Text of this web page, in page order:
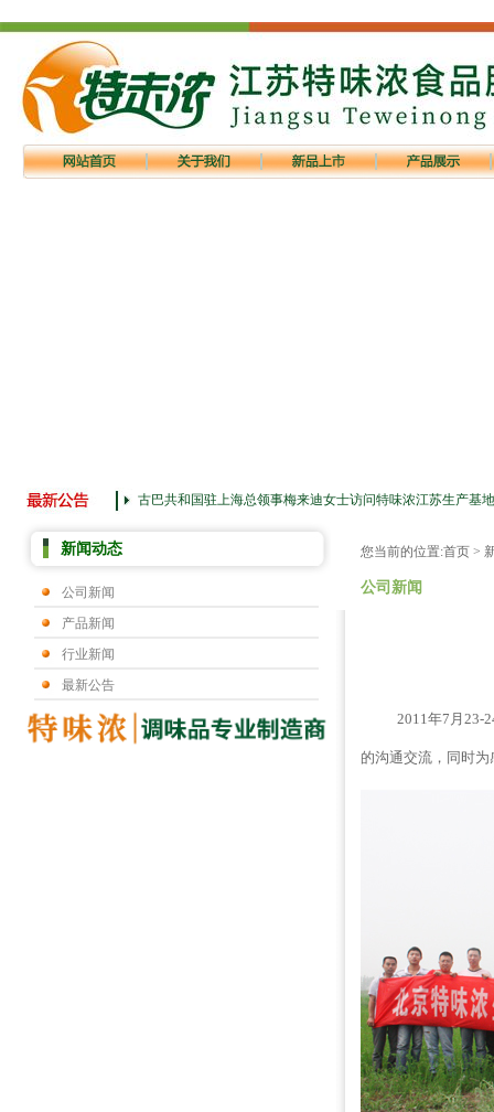
古巴共和国驻上海总领事梅来迪女士访问特味浓江苏生产基地
新闻动态
公司新闻
产品新闻
行业新闻
最新公告
您当前的位置:首页 >
公司新闻
2011年7月23-24
的沟通交流，同时